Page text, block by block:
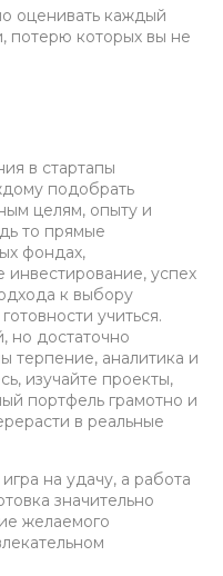
оценивать каждый
потерю которых вы не
в стартапы
подобрать
целям, опыту и
то прямые
фондах,
инвестирование, успех
к выбору
учиться.
но достаточно
терпение, аналитика и
изучайте проекты,
портфель грамотно и
в реальные
на удачу, а работа
значительно
желаемого